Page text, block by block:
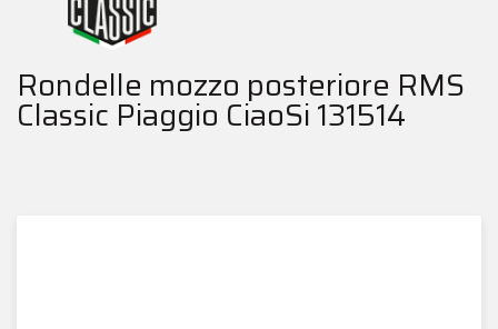
Rondelle mozzo posteriore RMS
Classic Piaggio CiaoSi 131514